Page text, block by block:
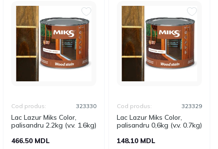
Lac Lazur Miks Color,
palisandru 2.2kg (v.v. 1.6kg)
Cod produs: 323330
466.50 MDL
Lac Lazur Miks Color,
palisandru 0,6kg (v.v. 0.7kg)
Cod produs: 323329
148.10 MDL